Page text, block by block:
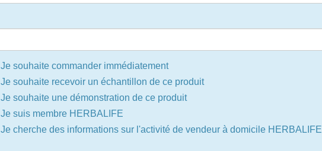
Je souhaite commander immédiatement
Je souhaite recevoir un échantillon de ce produit
Je souhaite une démonstration de ce produit
Je suis membre HERBALIFE
Je cherche des informations sur l'activité de vendeur à domicile HERBALIFE